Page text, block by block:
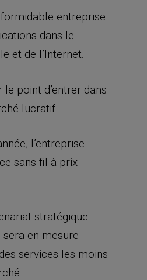
entreprise
dans le
et de l’Internet.
point d’entrer dans
lucratif…
l’entreprise
sans fil à prix
stratégique
en mesure
services les moins